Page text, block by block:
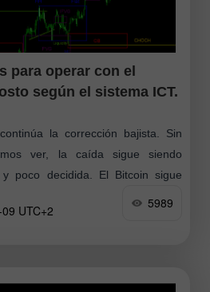
para operar con el
según el sistema ICT.
la corrección bajista. Sin
ver, la caída sigue siendo
y poco decidida. El Bitcoin sigue
institucionales
UTC+2
5989